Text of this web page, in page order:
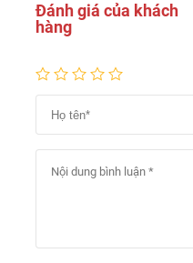
Đánh giá của khách
hàng